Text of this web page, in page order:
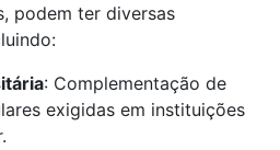
podem ter diversas
: Complementação de
exigidas em instituições